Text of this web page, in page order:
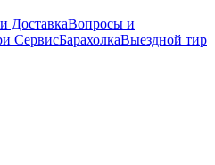
ДоставкаВопросы и
СервисБарахолкаВыездной тир